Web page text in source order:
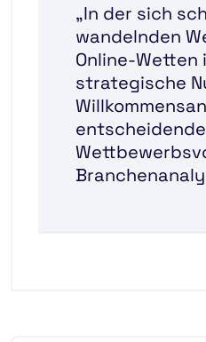
„In der sich
wandelnden
Online-Wetten
strategische